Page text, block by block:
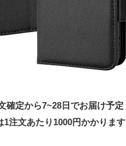
確定から7~28日でお届け予定
1注文あたり 1000円かかります